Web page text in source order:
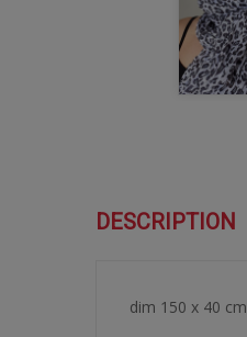
DESCRIPTION
dim 150 x 40 cm